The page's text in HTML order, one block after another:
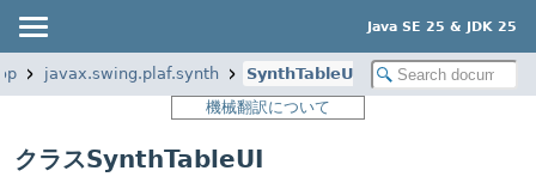
Java SE 25 & JDK 25
javax.swing.plaf.synth
SynthTableUI
機械翻訳について
クラスSynthTableUI